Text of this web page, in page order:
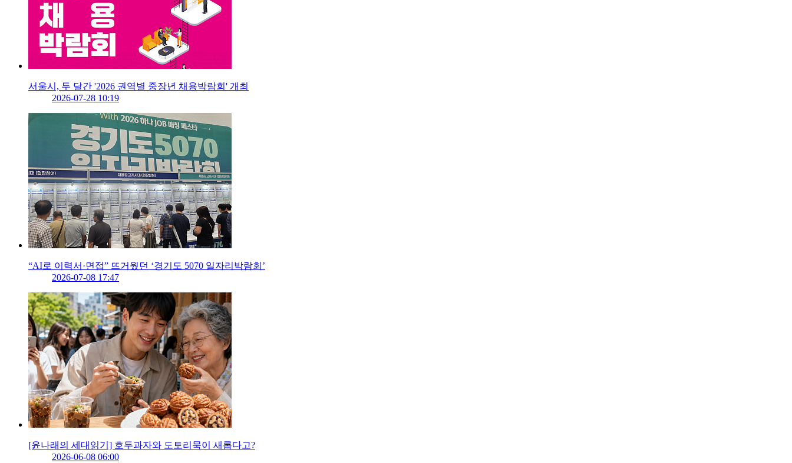
서울시, 두 달간 '2026 권역별 중장년 채용박람회' 개최
2026-07-28 10:19
“AI로 이력서·면접” 뜨거웠던 ‘경기도 5070 일자리박람회’
2026-07-08 17:47
[윤나래의 세대읽기] 호두과자와 도토리묵이 새롭다고?
2026-06-08 06:00